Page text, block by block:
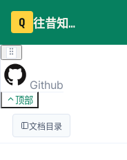
Q 往昔知识库
Github
顶部
文档目录